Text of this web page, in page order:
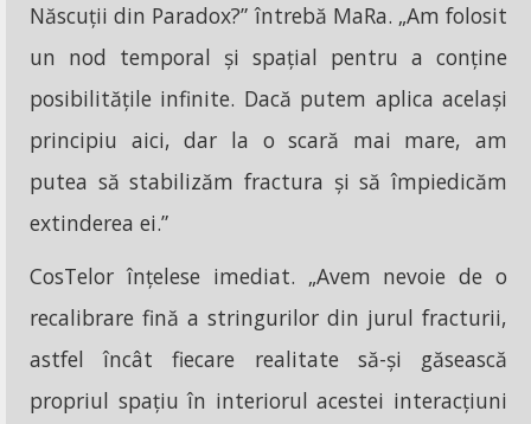
Născuții din Paradox?” întrebă MaRa. „Am folosit
un nod temporal și spațial pentru a conține
posibilitățile infinite. Dacă putem aplica același
principiu aici, dar la o scară mai mare, am
putea să stabilizăm fractura și să împiedicăm
extinderea ei.”
CosTelor înțelese imediat. „Avem nevoie de o
recalibrare fină a stringurilor din jurul fracturii,
astfel încât fiecare realitate să-și găsească
propriul spațiu în interiorul acestei interacțiuni